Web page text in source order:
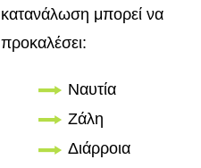
κατανάλωση μπορεί να
προκαλέσει:
Ναυτία
Ζάλη
Διάρροια